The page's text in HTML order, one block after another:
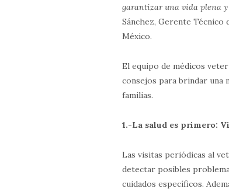
garantizar una vida plena y
Sánchez, Gerente Técnico
México.
El equipo de médicos
consejos para brindar una
familias.
1.-La salud es primero:
Las visitas periódicas al
detectar posibles
cuidados específicos.